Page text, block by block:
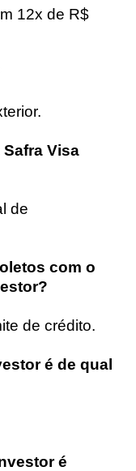
12x de R$
Visa
de
com o
de crédito.
é de qual
é